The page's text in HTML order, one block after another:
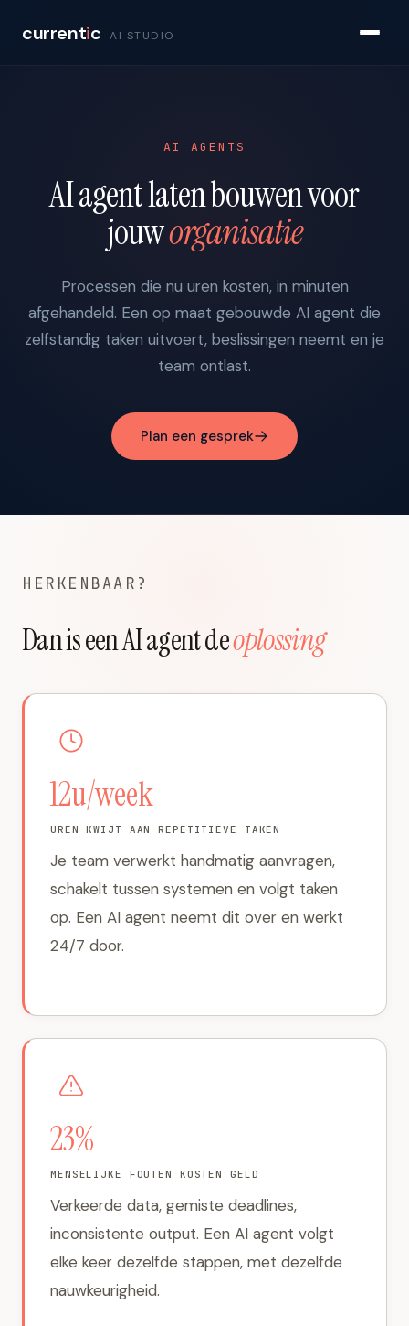
currentic AI STUDIO
AI AGENTS
AI agent laten bouwen voor
jouworganisatie
Processen die nu uren kosten, in minuten
afgehandeld. Een op maat gebouwde AI agent die
zelfstandig taken uitvoert, beslissingen neemt en je
team ontlast.
Plan een gesprek
HERKENBAAR?
Dan is een AI agent deoplossing
12u/week
UREN KWIJT AAN REPETITIEVE TAKEN
Je team verwerkt handmatig aanvragen,
schakelt tussen systemen en volgt taken
op. Een AI agent neemt dit over en werkt
24/7 door.
23%
MENSELIJKE FOUTEN KOSTEN GELD
Verkeerde data, gemiste deadlines,
inconsistente output. Een AI agent volgt
elke keer dezelfde stappen, met dezelfde
nauwkeurigheid.